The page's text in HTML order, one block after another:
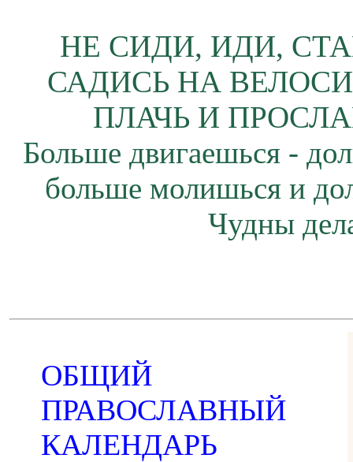
НЕ СИДИ, ИДИ,
САДИСЬ НА
ПЛАЧЬ И
Больше двигаешься -
больше молишься и
Чудны
ОБЩИЙ
ПРАВОСЛАВНЫЙ
КАЛЕНДАРЬ